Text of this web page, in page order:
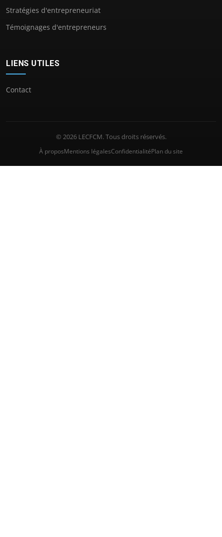
Stratégies d'entrepreneuriat
Témoignages d'entrepreneurs
LIENS UTILES
Contact
© 2026 LECFCM. Tous droits réservés.
À proposMentions légalesConfidentialitéPlan du site